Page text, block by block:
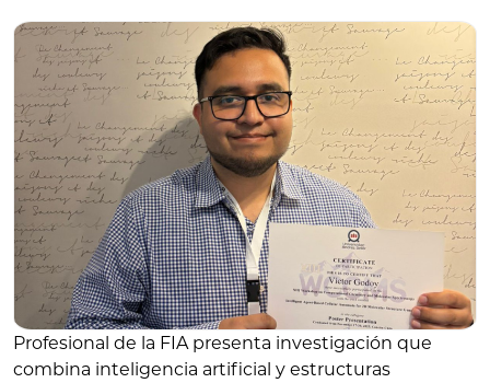
Profesional de la FIA presenta investigación que
combina inteligencia artificial y estructuras